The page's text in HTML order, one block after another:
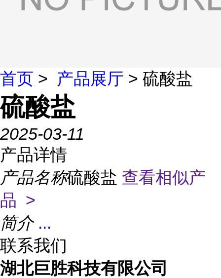
首页 > 产品展厅 > 硫酸盐
硫酸盐
2025-03-11
产品详情
产品名称硫酸盐 查看相似产
品 >
简介 ...
联系我们
湖北巨胜科技有限公司